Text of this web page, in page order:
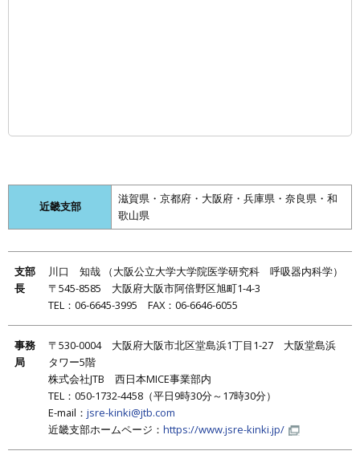
近畿支部
滋賀県・京都府・大阪府・兵庫県・奈良県・和
歌山県
支部
長
川口 知哉 （大阪公立大学大学院医学研究科 呼吸器内科学）
〒545-8585 大阪府大阪市阿倍野区旭町1-4-3
TEL：06-6645-3995 FAX：06-6646-6055
事務
局
〒530-0004 大阪府大阪市北区堂島浜1丁目1-27 大阪堂島浜
タワー5階
株式会社JTB 西日本MICE事業部内
TEL：050-1732-4458（平日9時30分～17時30分）
E-mail： jsre-kinki@jtb.com
近畿支部ホームページ： https://www.jsre-kinki.jp/